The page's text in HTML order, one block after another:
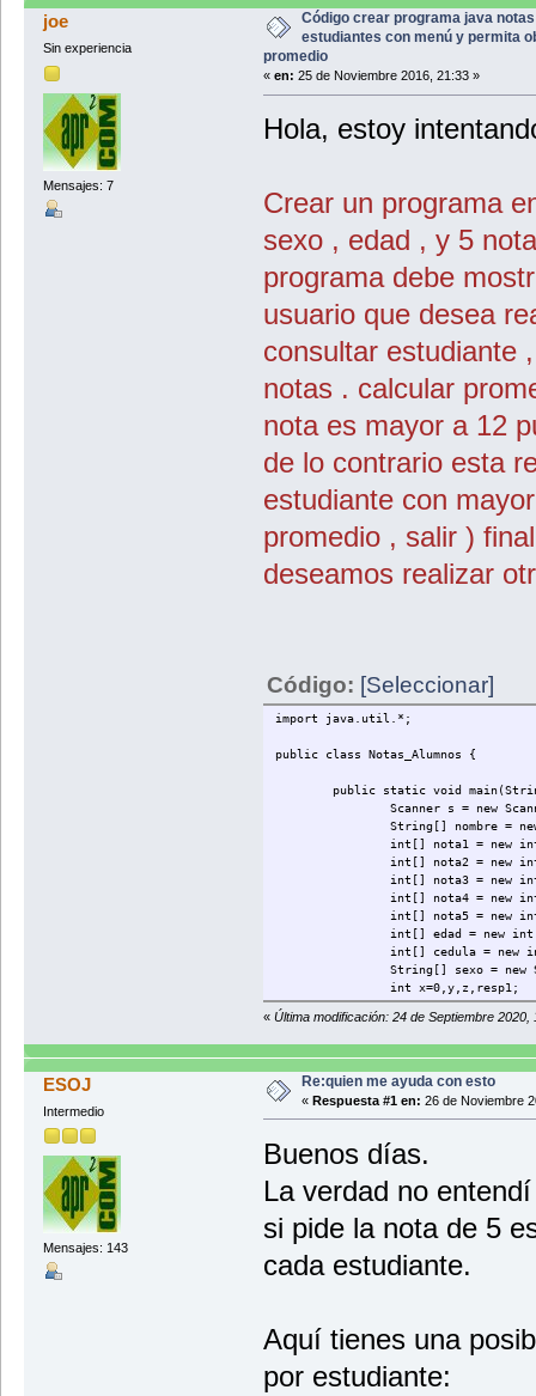
promedio (Leído 105247 veces)
joe
Sin experiencia
Mensajes: 7
Código crear programa java notas
estudiantes con menú y permita
promedio
« en: 25 de Noviembre 2016, 21:33 »
Hola, estoy
Crear un programa
sexo , edad , y 5
programa debe
usuario que desea
consultar estudiante
notas . calcular
nota es mayor a 12
de lo contrario esta
estudiante con
promedio , salir )
deseamos realizar
Código: [Seleccionar]
import java.util.*;
public class Notas_Alumnos {
public static void
Scanner s = new
String[] nombre =
int[] nota1 = new
int[] nota2 = new
int[] nota3 = new
int[] nota4 = new
int[] nota5 = new
int[] edad = new
int[] cedula = new
String[] sexo = new
int x=0,y,z,resp1;
String resp2;
do{
do{
resp1 = s.nextInt();
if(resp1==1){
if(x==10){
}
do{
cedula[x] =
edad[x] =
« Última modificación: 24 de Septiembre
ESOJ
Intermedio
Mensajes: 143
Re:quien me ayuda con esto
« Respuesta #1 en: 26 de Noviembre
Buenos días.
La verdad no
si pide la nota de 5
cada estudiante.
Aquí tienes una
por estudiante: